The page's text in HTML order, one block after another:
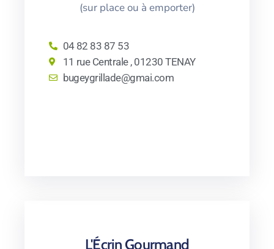
(sur place ou à emporter)
04 82 83 87 53
11 rue Centrale , 01230 TENAY
bugeygrillade@gmai.com
L'Écrin Gourmand